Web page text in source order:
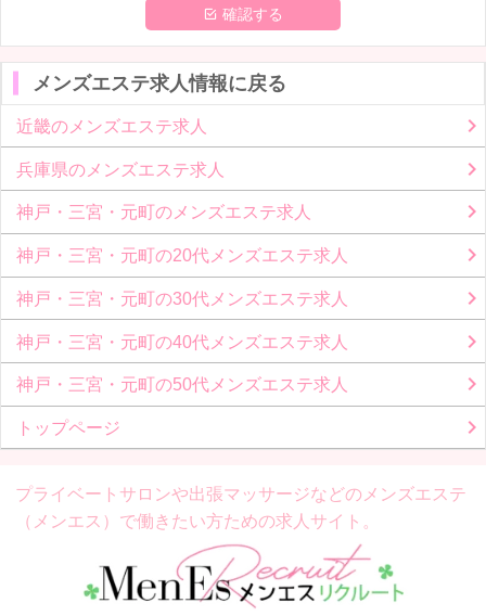
 確認する
メンズエステ求人情報に戻る
近畿のメンズエステ求人
兵庫県のメンズエステ求人
神戸・三宮・元町のメンズエステ求人
神戸・三宮・元町の20代メンズエステ求人
神戸・三宮・元町の30代メンズエステ求人
神戸・三宮・元町の40代メンズエステ求人
神戸・三宮・元町の50代メンズエステ求人
トップページ
プライベートサロンや出張マッサージなどの メンズエステ
（メンエス）で働きたい方ための求人サイト。